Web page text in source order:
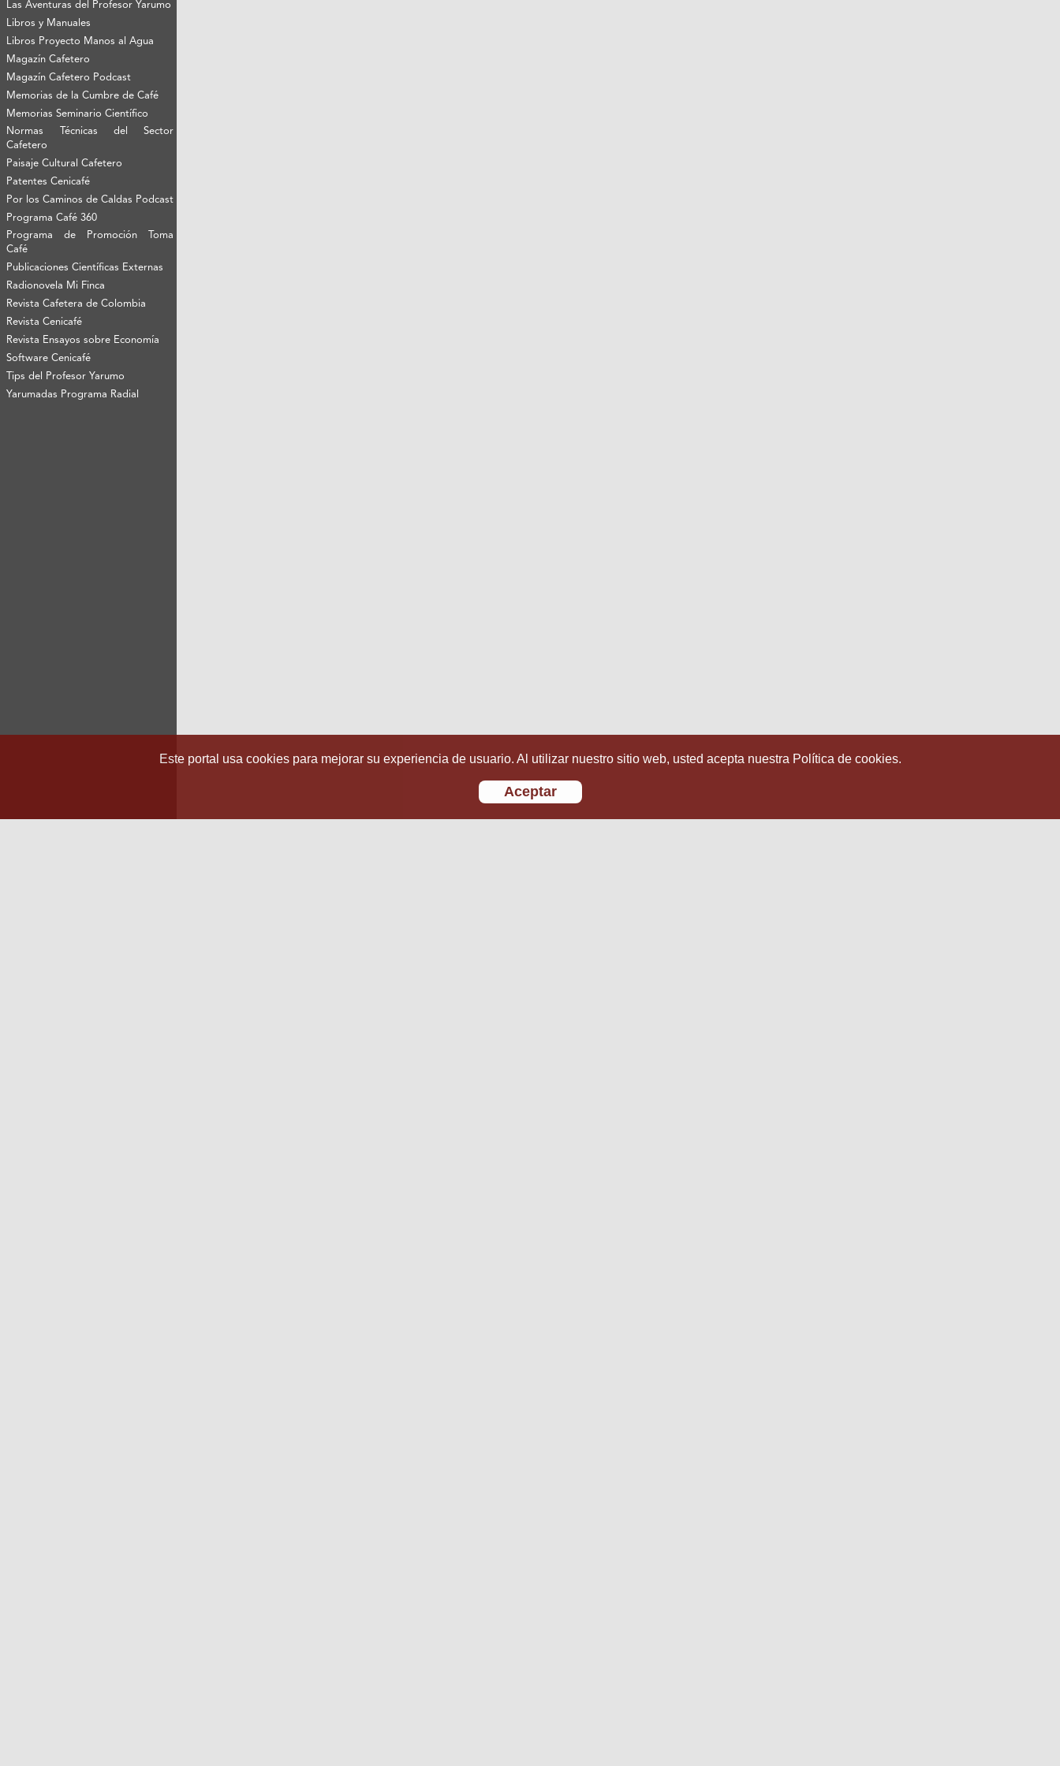
Las Aventuras del Profesor Yarumo
Libros y Manuales
Libros Proyecto Manos al Agua
Magazín Cafetero
Magazín Cafetero Podcast
Memorias de la Cumbre de Café
Memorias Seminario Científico
Normas Técnicas del Sector
Cafetero
Paisaje Cultural Cafetero
Patentes Cenicafé
Por los Caminos de Caldas Podcast
Programa Café 360
Programa de Promoción Toma
Café
Publicaciones Científicas Externas
Radionovela Mi Finca
Revista Cafetera de Colombia
Revista Cenicafé
Revista Ensayos sobre Economía
Software Cenicafé
Tips del Profesor Yarumo
Yarumadas Programa Radial
Este portal usa cookies para mejorar su experiencia de usuario. Al utilizar nuestro sitio web, usted acepta nuestra Política de cookies.
Aceptar